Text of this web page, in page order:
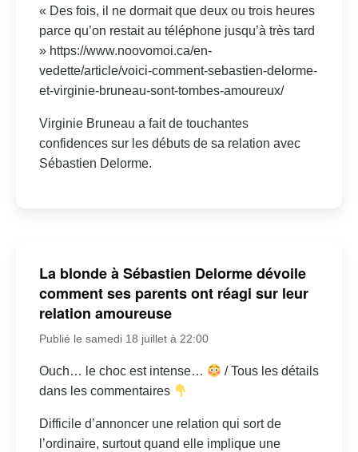
« Des fois, il ne dormait que deux ou trois heures
parce qu’on restait au téléphone jusqu’à très tard
» https://www.noovomoi.ca/en-
vedette/article/voici-comment-sebastien-delorme-
et-virginie-bruneau-sont-tombes-amoureux/
Virginie Bruneau a fait de touchantes
confidences sur les débuts de sa relation avec
Sébastien Delorme.
La blonde à Sébastien Delorme dévoile
comment ses parents ont réagi sur leur
relation amoureuse
Publié le samedi 18 juillet à 22:00
Ouch… le choc est intense…
/ Tous les détails
dans les commentaires
Difficile d’annoncer une relation qui sort de
l’ordinaire, surtout quand elle implique une